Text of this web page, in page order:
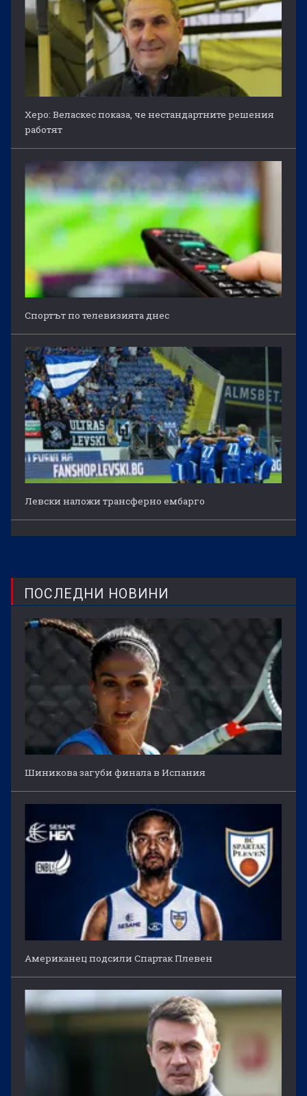
Херо: Веласкес показа, че нестандартните решения
работят
Спортът по телевизията днес
Левски наложи трансферно ембарго
ПОСЛЕДНИ НОВИНИ
Шиникова загуби финала в Испания
Американец подсили Спартак Плевен